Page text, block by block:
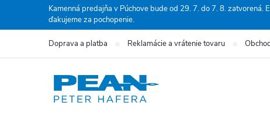
Kamenná predajňa v Púchove bude od 29. 7. do 7. 8.
ďakujeme za pochopenie.
Doprava a platba Reklamácie a vrátenie tovaru